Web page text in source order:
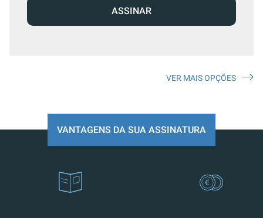
ASSINAR
VER MAIS OPÇÕES
VANTAGENS DA SUA ASSINATURA